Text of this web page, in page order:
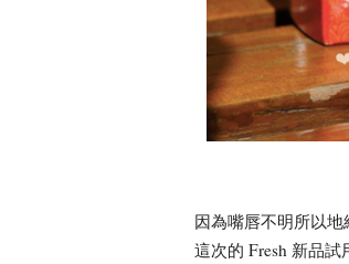
因為嘴唇不明所以地
這次的 Fresh 新品